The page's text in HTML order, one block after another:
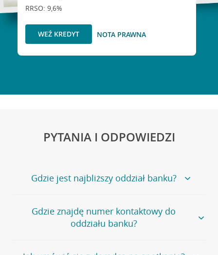
RRSO: 9,6%
WEŹ KREDYT NOTA PRAWNA
PYTANIA I ODPOWIEDZI
Gdzie jest najbliższy oddział banku?
Jeśli szukasz oddziału naszego banku, zapraszamy na
stronęPlacówki i bankomaty, na której znajduje się
wygodna wyszukiwarka.
oddziałów
Gdzie znajdę numer kontaktowy do
oddziału banku?
Bank Credit Agricole nie udostępnia ogólnego numeru